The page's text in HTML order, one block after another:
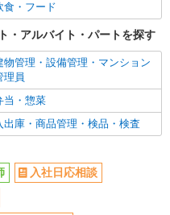
食・フード
・アルバイト・パートを探す
物管理・設備管理・マンション
理員
当・惣菜
出庫・商品管理・検品・検査
入社日応相談